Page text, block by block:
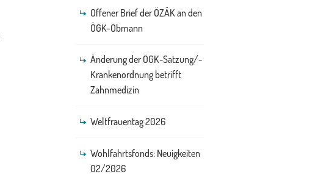
Offener Brief der ÖZÄK an den
ÖGK-Obmann
Änderung der ÖGK-Satzung/-
Krankenordnung betrifft
Zahnmedizin
Weltfrauentag 2026
Wohlfahrtsfonds: Neuigkeiten
02/2026